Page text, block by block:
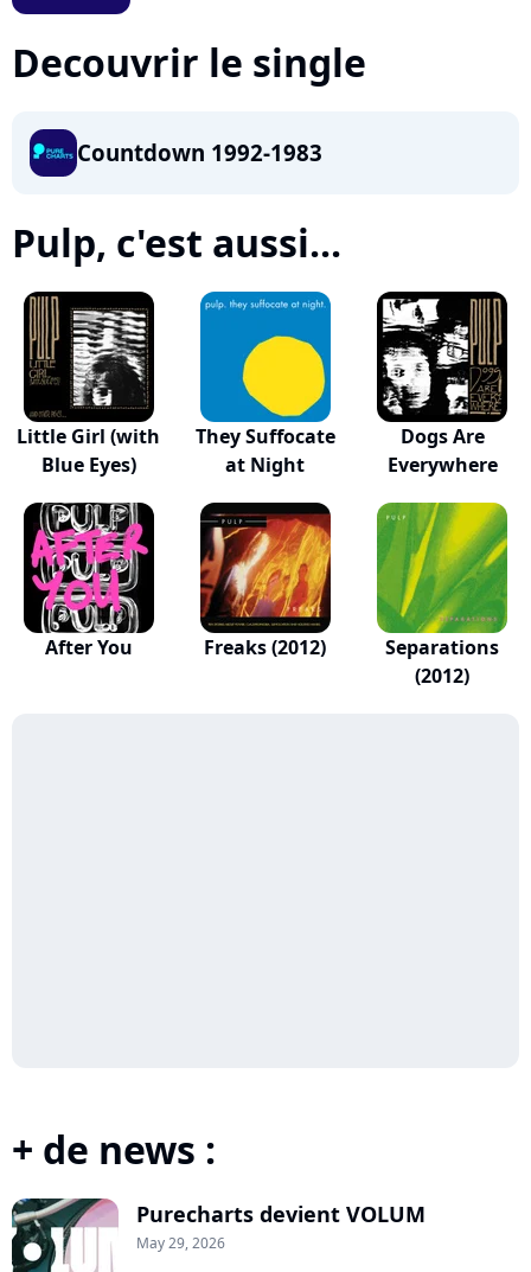
Decouvrir le single
Countdown 1992-1983
Pulp, c'est aussi...
Little Girl (with
Blue Eyes)
They Suffocate
at Night
Dogs Are
Everywhere
After You Freaks (2012)
Separations
(2012)
+ de news :
Purecharts devient VOLUM
May 29, 2026